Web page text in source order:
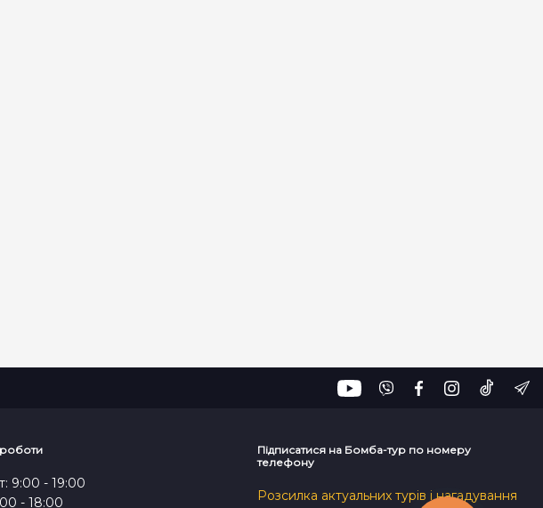
9:00 - 19:00
- 18:00
Підписатися на Бомба-тур по номеру
телефону
Розсилка актуальних турів і нагадування